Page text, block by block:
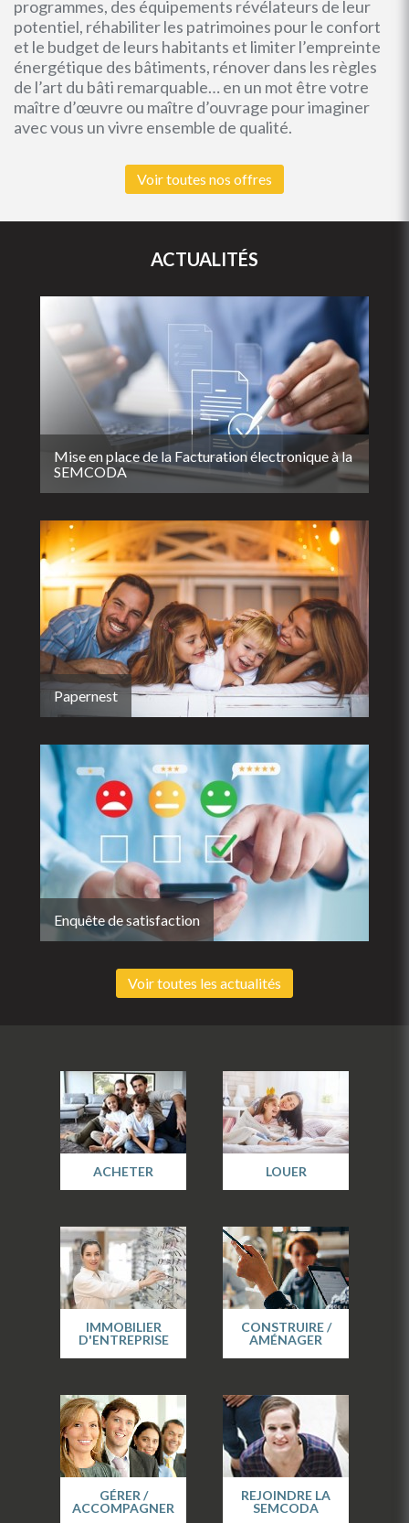
programmes, des équipements révélateurs de leur
potentiel, réhabiliter les patrimoines pour le confort
et le budget de leurs habitants et limiter l’empreinte
énergétique des bâtiments, rénover dans les règles
de l’art du bâti remarquable… en un mot être votre
maître d’œuvre ou maître d’ouvrage pour imaginer
avec vous un vivre ensemble de qualité.
Voir toutes nos offres
ACTUALITÉS
Mise en place de la Facturation électronique à la
SEMCODA
Papernest
Enquête de satisfaction
Voir toutes les actualités
ACHETER LOUER
IMMOBILIER
D'ENTREPRISE
CONSTRUIRE /
AMÉNAGER
GÉRER /
ACCOMPAGNER
REJOINDRE LA
SEMCODA